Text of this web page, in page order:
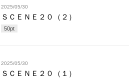
2025/05/30
ＳＣＥＮＥ２０（２）
50pt
2025/05/30
ＳＣＥＮＥ２０（１）